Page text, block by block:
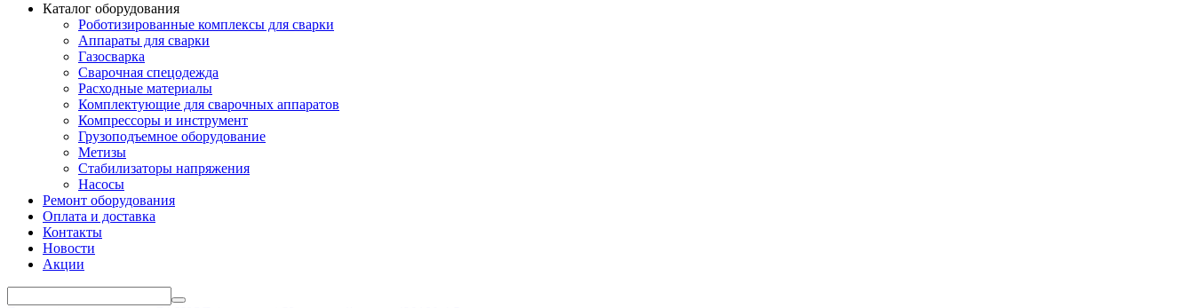
Каталог оборудования
Роботизированные комплексы для сварки
Аппараты для сварки
Газосварка
Сварочная спецодежда
Расходные материалы
Комплектующие для сварочных аппаратов
Компрессоры и инструмент
Грузоподъемное оборудование
Метизы
Стабилизаторы напряжения
Насосы
Ремонт оборудования
Оплата и доставка
Контакты
Новости
Акции